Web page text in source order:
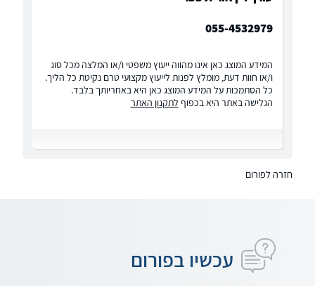
055-4532979
המידע המוצג כאן אינו מהווה ייעוץ משפטי ו/או המלצה מכל סוג
ו/או חוות דעת, מומלץ לפנות לייעוץ מקצועי טרם נקיטת כל הליך.
כל הסתמכות על המידע המוצג כאן היא באחריותך בלבד.
הגלישה באתר היא בכפוף לתקנון האתר
חזרה לפורום
עכשיו בפורום